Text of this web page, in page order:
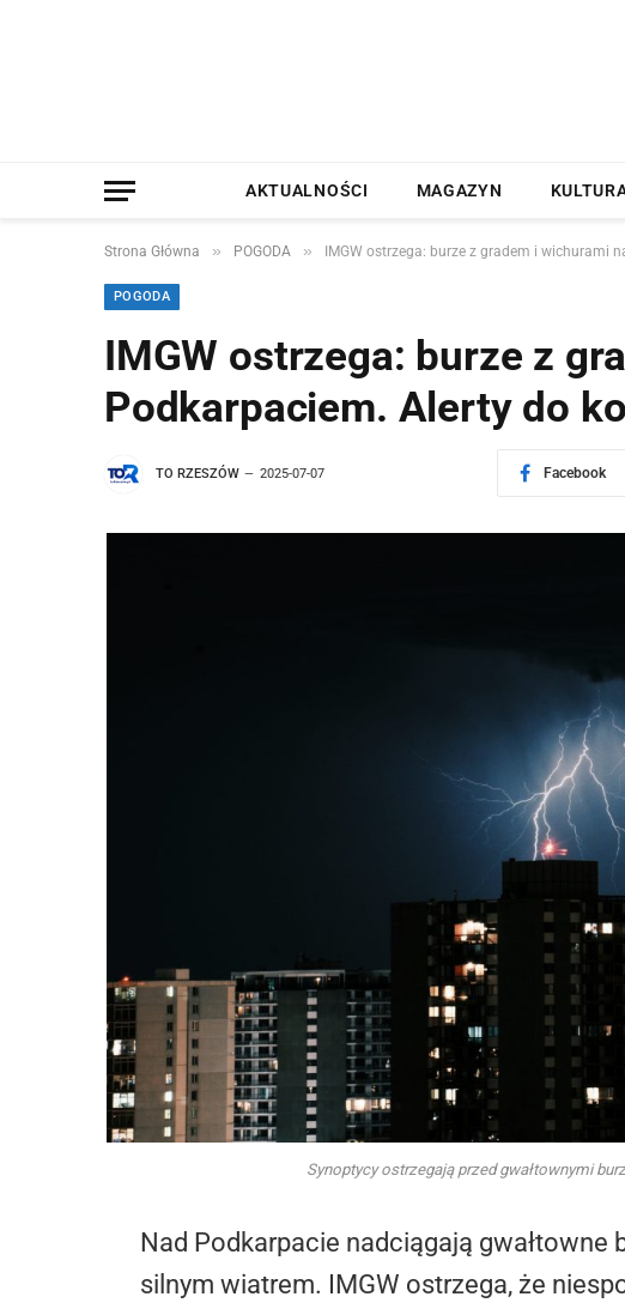
AKTUALNOŚCI MAGAZYN
Strona Główna » POGODA » IMGW ostrzega: burze z gradem i wichurami
POGODA
IMGW ostrzega: burze z
Podkarpaciem. Alerty do
TO RZESZÓW 2025-07-07 Facebook
Synoptycy ostrzegają przed gwałtownymi
Nad Podkarpacie nadciągają gwałtowne
silnym wiatrem. IMGW ostrzega, że